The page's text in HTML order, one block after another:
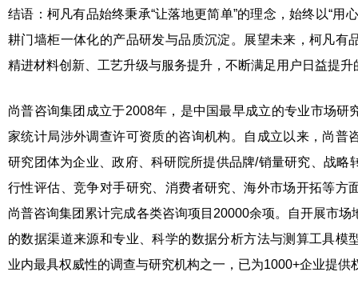
结语：柯凡有品始终秉承“让落地更简单”的理念，始终以“用
耕门墙柜一体化的产品研发与品质沉淀。展望未来，柯凡有
精进材料创新、工艺升级与服务提升，不断满足用户日益提升
尚普咨询集团成立于2008年，是中国最早成立的专业市场研
家统计局涉外调查许可资质的咨询机构。自成立以来，尚普
研究团体为企业、政府、科研院所提供品牌/销量研究、战略
行性评估、竞争对手研究、消费者研究、海外市场开拓等方
尚普咨询集团累计完成各类咨询项目20000余项。自开展市
的数据渠道来源和专业、科学的数据分析方法与测算工具模
业内最具权威性的调查与研究机构之一，已为1000+企业提供